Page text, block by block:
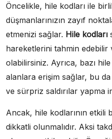
Öncelikle, hile kodları ile
düşmanlarınızın zayıf
etmenizi sağlar. Hile kodları
hareketlerini tahmin edebilir
olabilirsiniz. Ayrıca, bazı
alanlara erişim sağlar, bu da
ve sürpriz saldırılar yapma
Ancak, hile kodlarının etkili
dikkatli olunmalıdır. Aksi